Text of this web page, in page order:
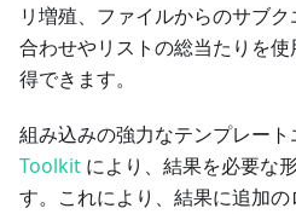
リ増殖、ファイルからのサブ
合わせやリストの総当たりを
得できます。
組み込みの強力なテンプレート
Toolkit により、結果を必要な
す。これにより、結果に追加の